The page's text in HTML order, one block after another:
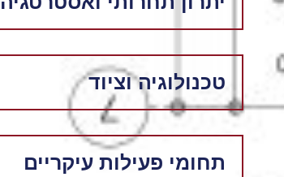
טכנולוגיה וציוד
תחומי פעילות עיקריים